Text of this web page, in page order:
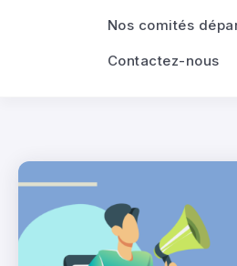
Nos comités
Contactez-nous